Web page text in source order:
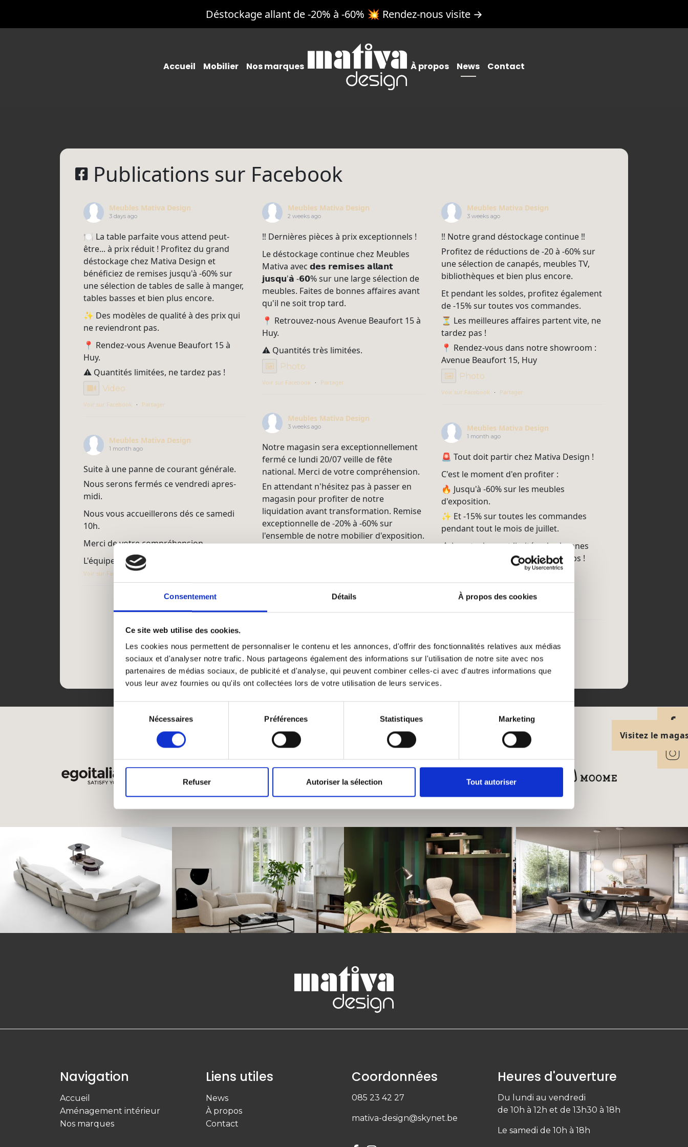
Consentement Détails À propos des cookies
Ce site web utilise des cookies.
Les cookies nous permettent de personnaliser le contenu et les annonces, d'offrir des fonctionnalités relatives aux médias
sociaux et d'analyser notre trafic. Nous partageons également des informations sur l'utilisation de notre site avec nos
partenaires de médias sociaux, de publicité et d'analyse, qui peuvent combiner celles-ci avec d'autres informations que
vous leur avez fournies ou qu'ils ont collectées lors de votre utilisation de leurs services.
Sélection
consentement
Nécessaires Préférences Statistiques Marketing
Refuser Autoriser la sélection Tout autoriser
Déstockage allant de -20% à -60% 💥 Rendez-nous visite →
Accueil Mobilier
Tables basses
Dressing & Rangement
Nos marques À propos News Contact
Visitez le
Publications sur Facebook
Meubles Mativa Design
3 days ago
🍽️ La table parfaite vous attend peut-
être... à prix réduit ! Profitez du grand
déstockage chez Mativa Design et
bénéficiez de remises jusqu'à -60% sur
une sélection de tables de salle à manger,
tables basses et bien plus encore.
✨ Des modèles de qualité à des prix qui
ne reviendront pas.
📍 Rendez-vous Avenue Beaufort 15 à
Huy.
⚠️ Quantités limitées, ne tardez pas !
Video
Voir sur Facebook · Partager
Meubles Mativa Design
2 weeks ago
‼ Dernières pièces à prix exceptionnels !
Le déstockage continue chez Meubles
Mativa avec 𝗱𝗲𝘀 𝗿𝗲𝗺𝗶𝘀𝗲𝘀 𝗮𝗹𝗹𝗮𝗻𝘁
𝗷𝘂𝘀𝗾𝘂'𝗮̀ -𝟲𝟬% sur une large sélection de
meubles. Faites de bonnes affaires avant
qu'il ne soit trop tard.
📍 Retrouvez-nous Avenue Beaufort 15 à
Huy.
⚠️ Quantités très limitées.
Photo
Voir sur Facebook · Partager
Meubles Mativa Design
3 weeks ago
‼ Notre grand déstockage continue ‼
Profitez de réductions de -20 à -60% sur
une sélection de canapés, meubles TV,
bibliothèques et bien plus encore.
Et pendant les soldes, profitez également
de -15% sur toutes vos commandes.
⏳ Les meilleures affaires partent vite, ne
tardez pas !
📍 Rendez-vous dans notre showroom :
Avenue Beaufort 15, Huy
Photo
Voir sur Facebook · Partager
Meubles Mativa Design
3 weeks ago
Notre magasin sera exceptionnellement
fermé ce lundi 20/07 veille de fête
national. Merci de votre compréhension.
En attendant n'hésitez pas à passer en
magasin pour profiter de notre
liquidation avant transformation. Remise
exceptionnelle de -20% à -60% sur
l'ensemble de notre mobilier d'exposition.
Meubles Mativa Design
1 month ago
🚨 Tout doit partir chez Mativa Design !
C'est le moment d'en profiter :
🔥 Jusqu'à -60% sur les meubles
d'exposition.
✨ Et -15% sur toutes les commandes
pendant tout le mois de juillet.
⚠️ Les stocks sont limités... les bonnes
affaires ne resteront pas longtemps !
Video
Meubles Mativa Design
1 month ago
Suite à une panne de courant générale.
Nous serons fermés ce vendredi apres-
midi.
Nous vous accueillerons dés ce samedi
10h.
Merci de votre compréhension
L'équipe Mativa Design,
Voir sur Facebook ·
Navigation
Accueil
Aménagement intérieur
Nos marques
Liens utiles
News
À propos
Contact
Coordonnées
085 23 42 27
mativa-design@skynet.be
Heures d'ouverture
Du lundi au vendredi
de 10h à 12h et de 13h30 à 18h
Le samedi de 10h à 18h